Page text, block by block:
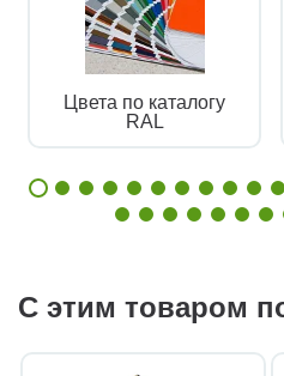
Цвета по каталогу
RAL
С этим товаром